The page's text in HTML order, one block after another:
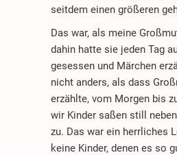
seitdem einen größeren
Das war, als meine
dahin hatte sie jeden Tag
gesessen und Märchen
nicht anders, als dass
erzählte, vom Morgen bis
wir Kinder saßen still
zu. Das war ein herrliches
keine Kinder, denen es so